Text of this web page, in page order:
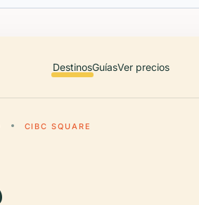
DestinosGuíasVer precios
CIBC SQUARE